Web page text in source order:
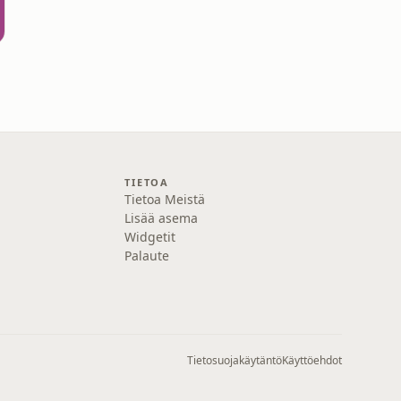
TIETOA
Tietoa Meistä
Lisää asema
Widgetit
Palaute
TietosuojakäytäntöKäyttöehdot